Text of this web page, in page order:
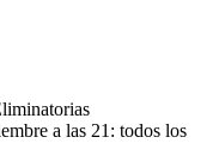
a las 21: todos los